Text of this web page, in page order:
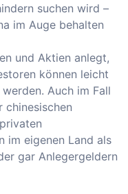
suchen wird –
im Auge behalten
und Aktien anlegt,
können leicht
Auch im Fall
chinesischen
im eigenen Land als
gar Anlegergeldern